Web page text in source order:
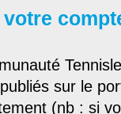
sur le
(nb : si